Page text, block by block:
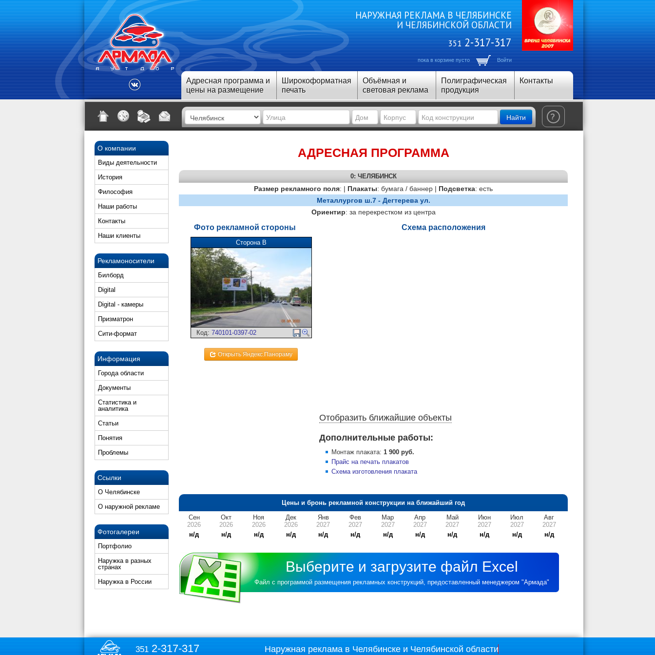
НАРУЖНАЯ РЕКЛАМА В ЧЕЛЯБИНСКЕ
И ЧЕЛЯБИНСКОЙ ОБЛАСТИ
3512-317-317
пока в корзине пусто Войти
Адресная программа и
цены на размещение
Широкоформатная
печать
Объёмная и
световая реклама
Полиграфическая
продукция
Контакты
Найти ?
О компании
Виды деятельности
История
Философия
Наши работы
Контакты
Наши клиенты
Рекламоносители
Билборд
Digital
Digital - камеры
Призматрон
Сити-формат
Информация
Города области
Документы
Статистика и
аналитика
Статьи
Понятия
Проблемы
Ссылки
О Челябинске
О наружной рекламе
Фотогалереи
Портфолио
Наружка в разных
странах
Наружка в России
АДРЕСНАЯ ПРОГРАММА
0: ЧЕЛЯБИНСК
Размер рекламного поля: | Плакаты: бумага / баннер | Подсветка: есть
Металлургов ш.7 - Дегтерева ул.
Ориентир: за перекрестком из центра
Фото рекламной стороны
Сторона В
Код:740101-0397-02
Открыть Яндекс.Панораму
Схема расположения
Отобразить ближайшие объекты
Дополнительные работы:
Монтаж плаката: 1 900 руб.
Прайс на печать плакатов
Схема изготовления плаката
Цены и бронь рекламной конструкции на ближайший год
Сен
2026
н/д
Окт
2026
н/д
Ноя
2026
н/д
Дек
2026
н/д
Янв
2027
н/д
Фев
2027
н/д
Мар
2027
н/д
Апр
2027
н/д
Май
2027
н/д
Июн
2027
н/д
Июл
2027
н/д
Авг
2027
н/д
Выберите и загрузите файл Excel
Файл с программой размещения рекламных конструкций, предоставленный менеджером "Армада"
3512-317-317 Наружная реклама в Челябинске и Челябинской области